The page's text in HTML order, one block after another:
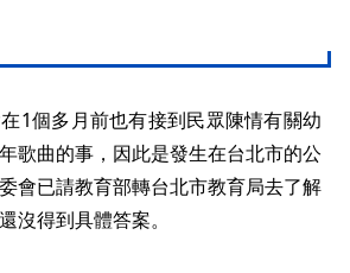
1個多月前也有接到民眾陳情有關幼
歌曲的事，因此是發生在台北市的公
會已請教育部轉台北市教育局去了解
沒得到具體答案。